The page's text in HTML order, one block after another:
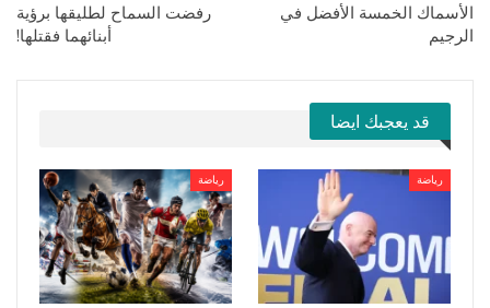
الأسماك الخمسة الأفضل في
الرجيم
رفضت السماح لطليقها برؤية
أبنائهما فقتلها!
قد يعجبك ايضا
رياضة رياضة